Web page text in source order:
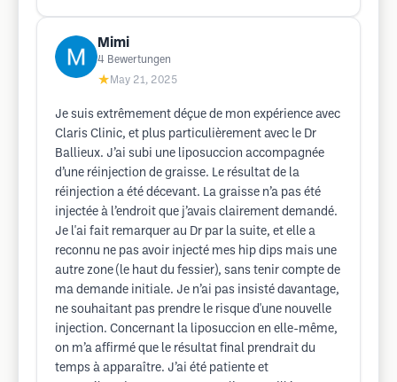
Mimi
4 Bewertungen
★ May 21, 2025
Je suis extrêmement déçue de mon expérience avec
Claris Clinic, et plus particulièrement avec le Dr
Ballieux. J’ai subi une liposuccion accompagnée
d’une réinjection de graisse. Le résultat de la
réinjection a été décevant. La graisse n’a pas été
injectée à l’endroit que j’avais clairement demandé.
Je l'ai fait remarquer au Dr par la suite, et elle a
reconnu ne pas avoir injecté mes hip dips mais une
autre zone (le haut du fessier), sans tenir compte de
ma demande initiale. Je n’ai pas insisté davantage,
ne souhaitant pas prendre le risque d'une nouvelle
injection. Concernant la liposuccion en elle-même,
on m’a affirmé que le résultat final prendrait du
temps à apparaître. J’ai été patiente et